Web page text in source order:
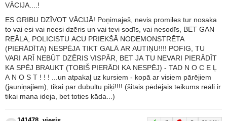
VĀCIJA....!
ES GRIBU DZĪVOT VĀCIJĀ! Poņimaješ, nevis promiles tur nosaka
to vai esi vai neesi dzēris un vai tevi sodīs, vai nesodīs, BET GAN
REĀLA, POLICISTU ACU PRIEKŠĀ NODEMONSTRĒTA
(PIERĀDĪTA) NESPĒJA TIKT GALĀ AR AUTIŅU!!!! POFIG, TU
VARI ARĪ NEBŪT DZĒRIS VISPĀR, BET JA TU NEVARI PIERĀDĪT
KA SPĒJ BRAUKT (TOBIŠ PIERĀDI KA NESPĒJ) - TAD N O C E Ļ
A N O S T ! ! ! ...un atpakaļ uz kursiem - kopā ar visiem pārējiem
(jauniņajiem), tikai par dubultu piķi!!!! (šitais pēdējais teikums reāli ir
tikai mana ideja, bet toties kāda...)